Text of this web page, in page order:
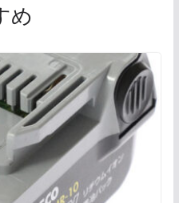
め